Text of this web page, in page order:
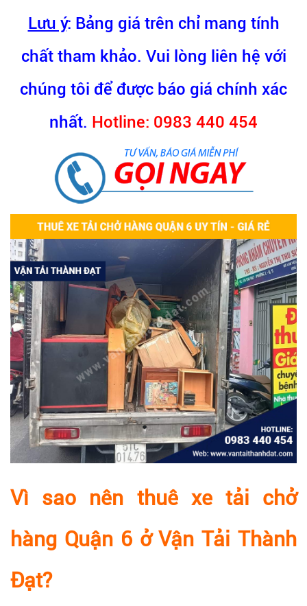
Lưu ý: Bảng giá trên chỉ mang tính
chất tham khảo. Vui lòng liên hệ với
chúng tôi để được báo giá chính xác
nhất. Hotline: 0983 440 454
Vì sao nên thuê xe tải chở
hàng Quận 6 ởVận Tải Thành
Đạt?